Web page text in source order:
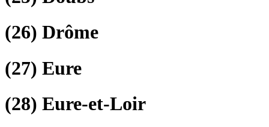
(26) Drôme
(27) Eure
(28) Eure-et-Loir